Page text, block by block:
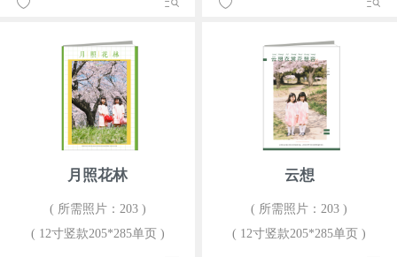
月照花林
( 所需照片：203 )
( 12寸竖款205*285单页 )
云想
( 所需照片：203 )
( 12寸竖款205*285单页 )